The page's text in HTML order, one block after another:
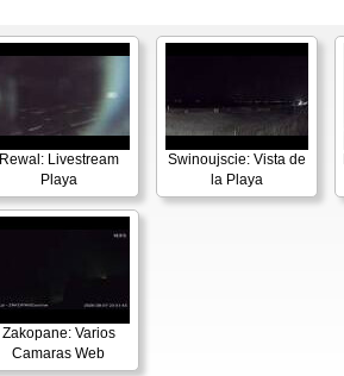
Rewal: Livestream
Playa
Swinoujscie: Vista de
la Playa
Zakopane: Varios
Camaras Web